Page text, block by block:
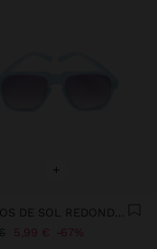
+
ÓCULOS DE SOL REDONDOS
5,99 € 67%